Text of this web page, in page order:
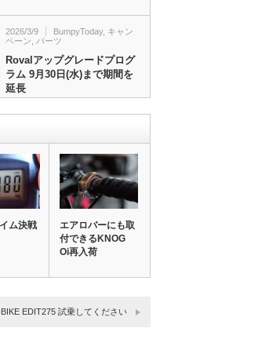
2026/3/9 BumpyToday, キャン
ペーン
パーツ
Rovalアップグレードプログ
ラム 9月30日(水)まで期間を
延長
ム決戦
エアロバーにも取
付できるKNOG
Oi再入荷
EDIT275 試乗してください